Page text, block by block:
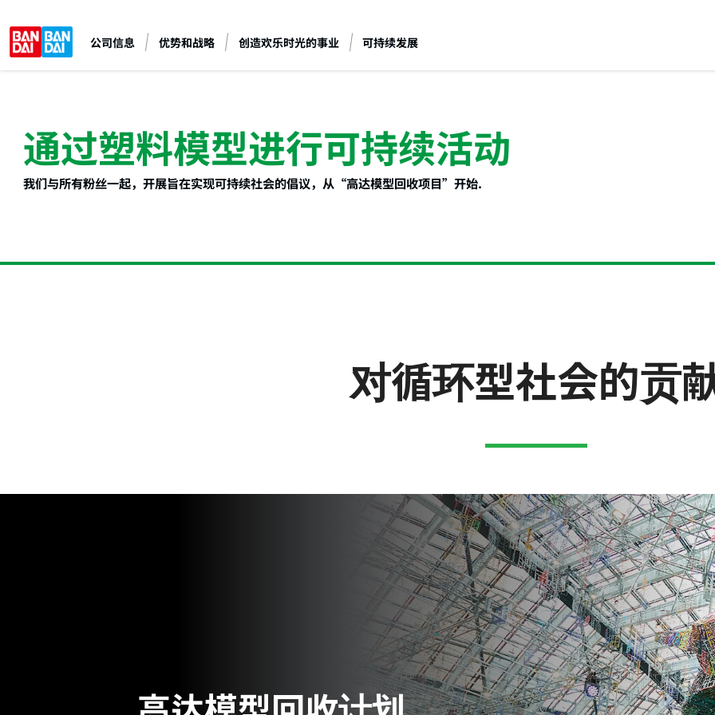
公司信息 优势和战略 创造欢乐时光的事业 可持续发展
通过塑料模型进行可持续活动
我们与所有粉丝一起，开展旨在实现可持续社会的倡议，从“高达模型回收项目”开始.
对循环型社会的贡